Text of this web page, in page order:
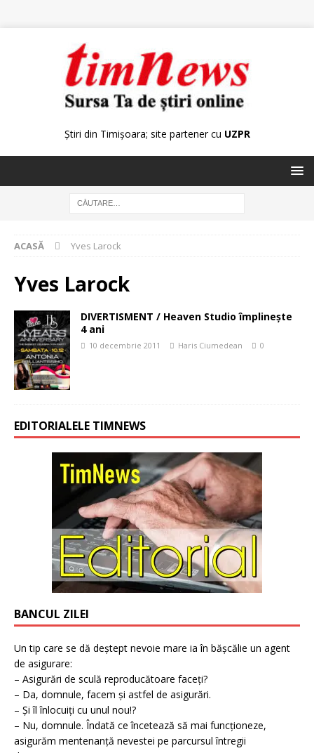
Știri din Timișoara; site partener cu UZPR
ACASĂ Yves Larock
Yves Larock
DIVERTISMENT / Heaven Studio împlineşte
4 ani
10 decembrie 2011 Haris Ciumedean 0
EDITORIALELE TIMNEWS
BANCUL ZILEI
Un tip care se dă deștept nevoie mare ia în bășcălie un agent
de asigurare:
– Asigurări de sculă reproducătoare faceți?
– Da, domnule, facem și astfel de asigurări.
– Și îl înlocuiți cu unul nou!?
– Nu, domnule. Îndată ce încetează să mai funcționeze,
asigurăm mentenanță nevestei pe parcursul întregii